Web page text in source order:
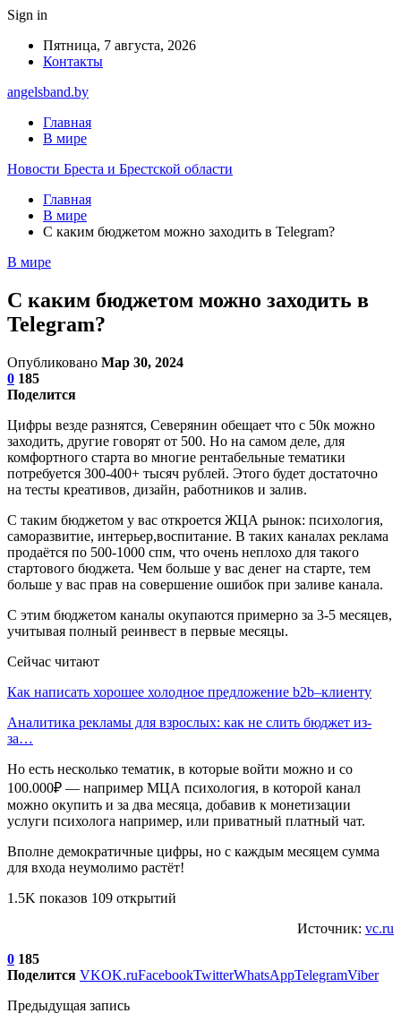
Sign in
Пятница, 7 августа, 2026
Контакты
angelsband.by
Главная
В мире
Новости Бреста и Брестской области
Главная
В мире
С каким бюджетом можно заходить в Telegram?
В мире
С каким бюджетом можно заходить в
Telegram?
Опубликовано Мар 30, 2024
0 185
Поделится
Цифры везде разнятся, Северянин обещает что с 50к можно
заходить, другие говорят от 500. Но на самом деле, для
комфортного старта во многие рентабельные тематики
потребуется 300-400+ тысяч рублей. Этого будет достаточно
на тесты креативов, дизайн, работников и залив.
С таким бюджетом у вас откроется ЖЦА рынок: психология,
саморазвитие, интерьер,воспитание. В таких каналах реклама
продаётся по 500-1000 спм, что очень неплохо для такого
стартового бюджета. Чем больше у вас денег на старте, тем
больше у вас прав на совершение ошибок при заливе канала.
С этим бюджетом каналы окупаются примерно за 3-5 месяцев,
учитывая полный реинвест в первые месяцы.
Сейчас читают
Как написать хорошее холодное предложение b2b–клиенту
Аналитика рекламы для взрослых: как не слить бюджет из-
за…
Но есть несколько тематик, в которые войти можно и со
100.000₽ — например МЦА психология, в которой канал
можно окупить и за два месяца, добавив к монетизации
услуги психолога например, или приватный платный чат.
Вполне демократичные цифры, но с каждым месяцем сумма
для входа неумолимо растёт!
1.5K показов 109 открытий
Источник: vc.ru
0 185
Поделится VKOK.ruFacebookTwitterWhatsAppTelegramViber
Предыдущая запись